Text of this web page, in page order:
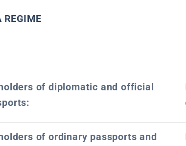
REGIME
of diplomatic and official
of ordinary passports and